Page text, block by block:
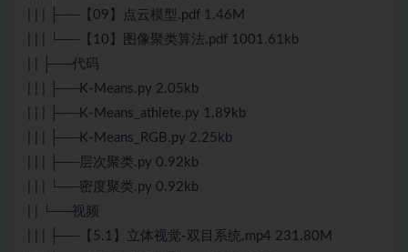
| | | ├──【09】点云模型.pdf 1.46M
| | | └──【10】图像聚类算法.pdf 1001.61kb
| | ├──代码
| | | ├──K-Means.py 2.05kb
| | | ├──K-Means_athlete.py 1.89kb
| | | ├──K-Means_RGB.py 2.25kb
| | | ├──层次聚类.py 0.92kb
| | | └──密度聚类.py 0.92kb
| | └──视频
| | | ├──【5.1】立体视觉-双目系统.mp4 231.80M